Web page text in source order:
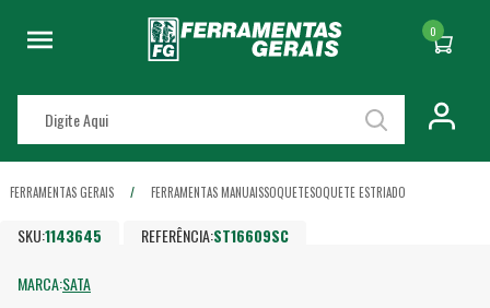
0
FERRAMENTAS GERAIS FERRAMENTAS MANUAISSOQUETESOQUETE ESTRIADO
SKU:1143645 REFERÊNCIA:ST16609SC
MARCA:SATA